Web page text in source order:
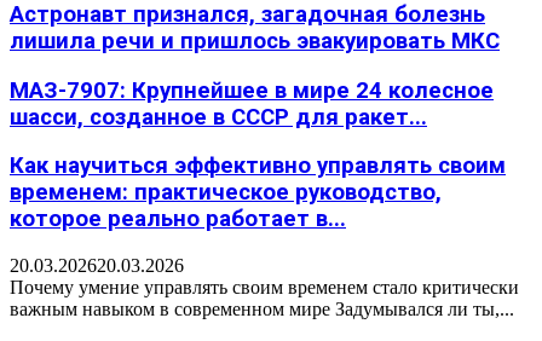
Астронавт признался, загадочная болезнь
лишила речи и пришлось эвакуировать МКС
МАЗ-7907: Крупнейшее в мире 24 колесное
шасси, созданное в СССР для ракет...
Как научиться эффективно управлять своим
временем: практическое руководство,
которое реально работает в...
20.03.202620.03.2026
Почему умение управлять своим временем стало критически
важным навыком в современном мире Задумывался ли ты,...